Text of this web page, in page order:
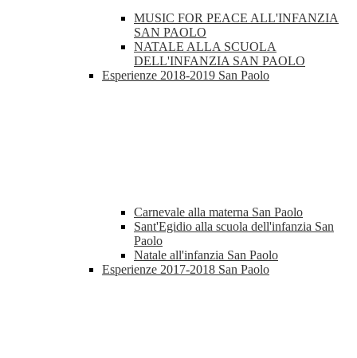
MUSIC FOR PEACE ALL'INFANZIA
SAN PAOLO
NATALE ALLA SCUOLA
DELL'INFANZIA SAN PAOLO
Esperienze 2018-2019 San Paolo
Carnevale alla materna San Paolo
Sant'Egidio alla scuola dell'infanzia San
Paolo
Natale all'infanzia San Paolo
Esperienze 2017-2018 San Paolo